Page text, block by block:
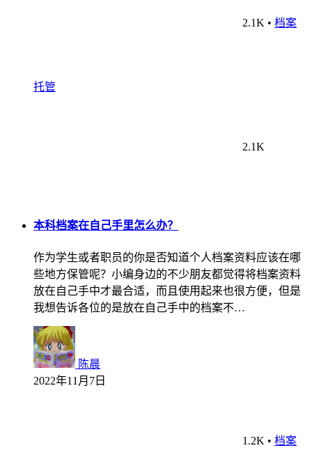
2.1K • 档案
托管
2.1K
本科档案在自己手里怎么办？
作为学生或者职员的你是否知道个人档案资料应该在哪
些地方保管呢？小编身边的不少朋友都觉得将档案资料
放在自己手中才最合适，而且使用起来也很方便，但是
我想告诉各位的是放在自己手中的档案不…
陈晨
2022年11月7日
1.2K • 档案